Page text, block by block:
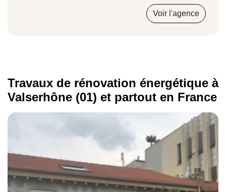
Voir l'agence
Travaux de rénovation énergétique à
Valserhône (01) et partout en France